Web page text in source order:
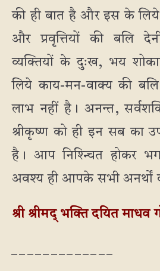
की ही बात है और इस के
और प्रवृत्तियों की बलि
व्यक्तियों के दुःख, भय
लिये काय-मन-वाक्य की
लाभ नहीं है। अनन्त,
श्रीकृष्ण को ही इन सब का
है। आप निश्न्चित होकर
अवश्य ही आपके सभी अनर्थों
श्री श्रीमद् भक्ति दयित माधव